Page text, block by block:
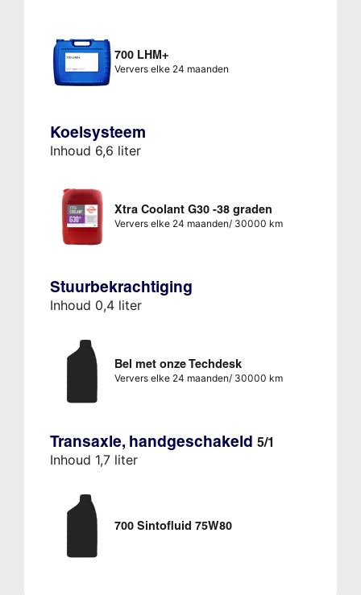
700 LHM+
Ververs elke 24 maanden
Koelsysteem
Inhoud 6,6 liter
Xtra Coolant G30 -38 graden
Ververs elke 24 maanden/ 30000 km
Stuurbekrachtiging
Inhoud 0,4 liter
Bel met onze Techdesk
Ververs elke 24 maanden/ 30000 km
Transaxle, handgeschakeld 5/1
Inhoud 1,7 liter
700 Sintofluid 75W80